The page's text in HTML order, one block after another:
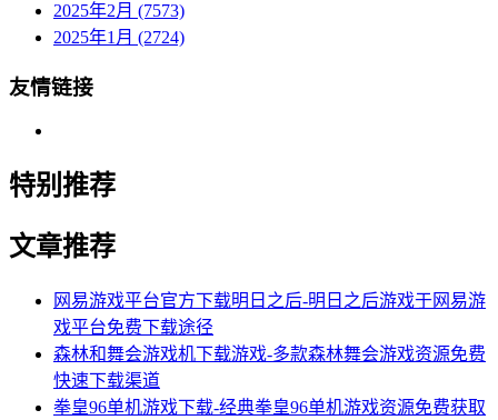
2025年2月 (7573)
2025年1月 (2724)
友情链接
特别推荐
文章推荐
网易游戏平台官方下载明日之后-明日之后游戏于网易游
戏平台免费下载途径
森林和舞会游戏机下载游戏-多款森林舞会游戏资源免费
快速下载渠道
拳皇96单机游戏下载-经典拳皇96单机游戏资源免费获取